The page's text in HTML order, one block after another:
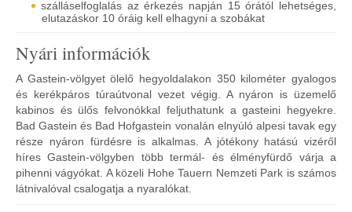
szálláselfoglalás az érkezés napján 15 órától lehetséges,
elutazáskor 10 óráig kell elhagyni a szobákat
Nyári információk
A Gastein-völgyet ölelő hegyoldalakon 350 kilométer gyalogos
és kerékpáros túraútvonal vezet végig. A nyáron is üzemelő
kabinos és ülős felvonókkal feljuthatunk a gasteini hegyekre.
Bad Gastein és Bad Hofgastein vonalán elnyúló alpesi tavak egy
része nyáron fürdésre is alkalmas. A jótékony hatású vizéről
híres Gastein-völgyben több termál- és élményfürdő várja a
pihenni vágyókat. A közeli Hohe Tauern Nemzeti Park is számos
látnivalóval csalogatja a nyaralókat.